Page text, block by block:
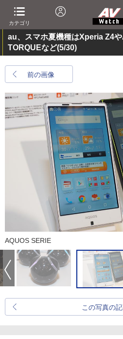
カテゴリ
au、スマホ夏機種はXperia Z4
TORQUEなど(5/30)
前の画像
AQUOS SERIE
この写真の